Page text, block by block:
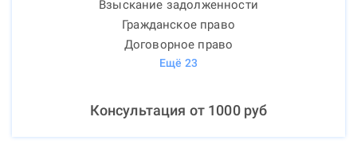
Взыскание задолженности
Гражданское право
Договорное право
Ещё 23
Консультация от 1000руб